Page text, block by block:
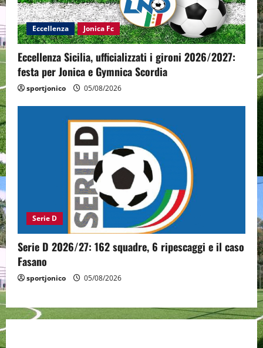
Eccellenza Jonica Fc
Eccellenza Sicilia, ufficializzati i gironi 2026/2027:
festa per Jonica e Gymnica Scordia
sportjonico 05/08/2026
Serie D
Serie D 2026/27: 162 squadre, 6 ripescaggi e il caso
Fasano
sportjonico 05/08/2026